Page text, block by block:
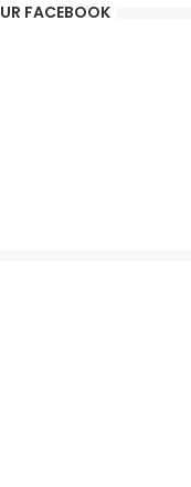
FACEBOOK